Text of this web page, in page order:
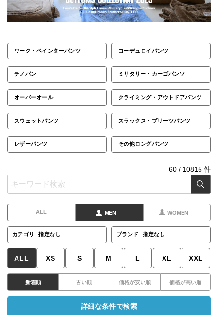
ワーク・ペインターパンツ コーデュロイパンツ
チノパン ミリタリー・カーゴパンツ
オーバーオール クライミング・アウトドアパンツ
スウェットパンツ スラックス・プリーツパンツ
レザーパンツ その他ロングパンツ
60 / 10815 件
ALL MEN WOMEN
カテゴリ 指定なし ブランド 指定なし
ALL XS S M L XL XXL
新着順 古い順 価格が安い順 価格が高い順
詳細な条件で検索